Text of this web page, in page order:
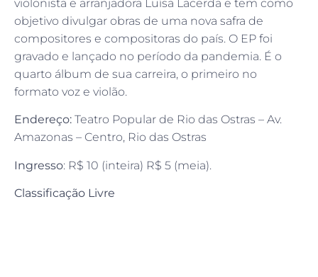
violonista e arranjadora Luísa Lacerda e tem como
objetivo divulgar obras de uma nova safra de
compositores e compositoras do país. O EP foi
gravado e lançado no período da pandemia. É o
quarto álbum de sua carreira, o primeiro no
formato voz e violão.
Endereço: Teatro Popular de Rio das Ostras – Av.
Amazonas – Centro, Rio das Ostras
Ingresso: R$ 10 (inteira) R$ 5 (meia).
Classificação Livre